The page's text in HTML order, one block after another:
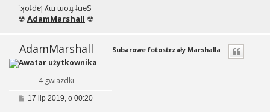
˙ʞoʇdɐן ʎɯ ɯoɹɟ ʇuǝS
☢ AdamMarshall ☢
AdamMarshall
4 gwiazdki
Subarowe fotostrzały Marshalla
P17 lip 2019, o 00:20